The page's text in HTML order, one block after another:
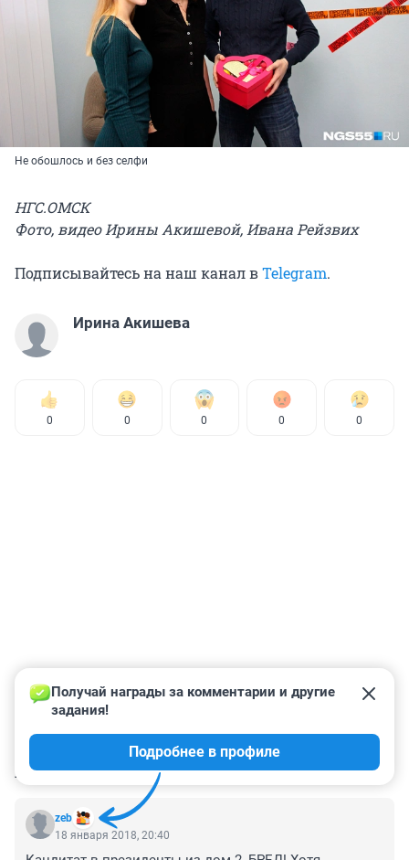
Не обошлось и без селфи
НГС.ОМСК
Фото, видео Ирины Акишевой, Ивана Рейзвих
Подписывайтесь на наш канал вTelegram.
Ирина Акишева
0 0 0 0 0
КОММЕНТАРИИ 6
zeb
Получай награды за комментарии и другие
задания!
Подробнее в профиле
18 января 2018, 20:40